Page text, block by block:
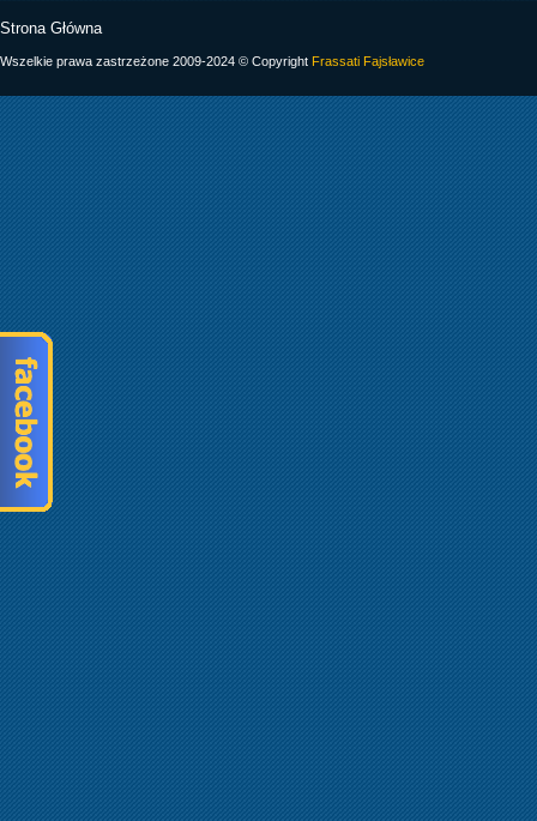
Strona Główna
Wszelkie prawa zastrzeżone 2009-2024 © Copyright Frassati Fajsławice